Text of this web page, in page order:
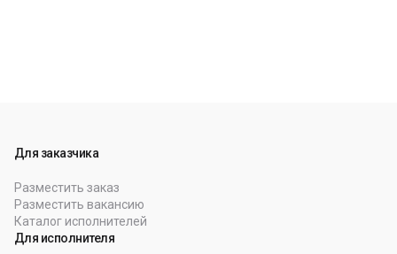
Для заказчика
Разместить заказ
Разместить вакансию
Каталог исполнителей
Для исполнителя